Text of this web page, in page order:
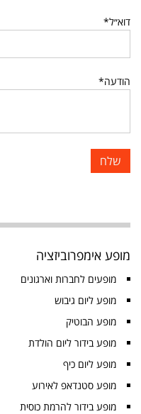
דוא״ל*
הודעה*
מופע אימפרוביזציה
מופעים לחברות וארגונים
מופע ליום גיבוש
מופע הבוטיק
מופע בידור ליום הולדת
מופע ליום כיף
מופע סטנדאפ לאירוע
מופע בידור להרמת כוסית